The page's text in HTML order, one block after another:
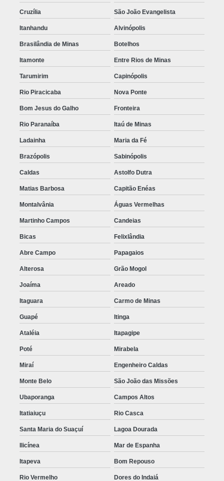
Cruzília São João Evangelista
Itanhandu Alvinópolis
Brasilândia de Minas Botelhos
Itamonte Entre Rios de Minas
Tarumirim Capinópolis
Rio Piracicaba Nova Ponte
Bom Jesus do Galho Fronteira
Rio Paranaíba Itaú de Minas
Ladainha Maria da Fé
Brazópolis Sabinópolis
Caldas Astolfo Dutra
Matias Barbosa Capitão Enéas
Montalvânia Águas Vermelhas
Martinho Campos Candeias
Bicas Felixlândia
Abre Campo Papagaios
Alterosa Grão Mogol
Joaíma Areado
Itaguara Carmo de Minas
Guapé Itinga
Ataléia Itapagipe
Poté Mirabela
Miraí Engenheiro Caldas
Monte Belo São João das Missões
Ubaporanga Campos Altos
Itatiaiuçu Rio Casca
Santa Maria do Suaçuí Lagoa Dourada
Ilicínea Mar de Espanha
Itapeva Bom Repouso
Rio Vermelho Dores do Indaiá